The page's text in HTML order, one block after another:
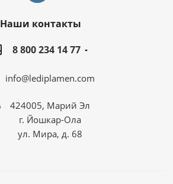
Наши контакты
8 800 234 14 77
info@lediplamen.com
424005, Марий Эл
г. Йошкар-Ола
ул. Мира, д. 68